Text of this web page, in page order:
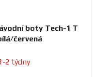
boty Tech-1 T
červená
2 týdny